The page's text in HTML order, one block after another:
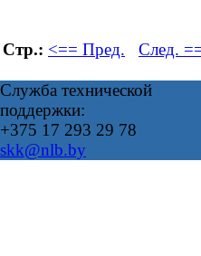
Стр.: <== Пред. След.
Служба технической
поддержки:
+375 17 293 29 78
skk@nlb.by